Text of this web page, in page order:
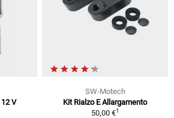
V
SW-Motech
Kit Rialzo E Allargamento
50,00 €1